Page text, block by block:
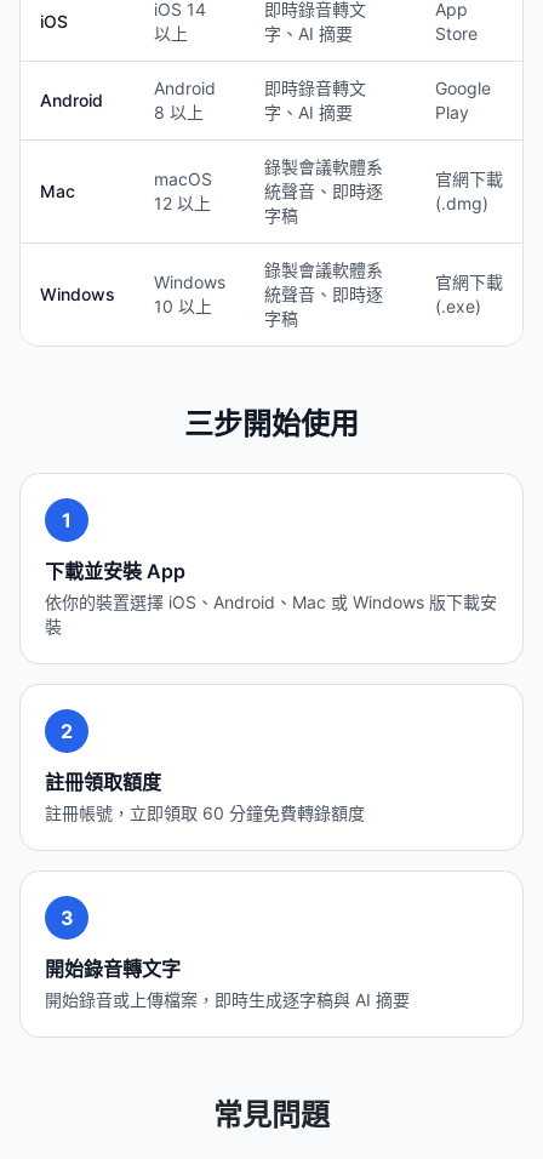
iOS
iOS 14
以上
即時錄音轉文
字、AI 摘要
App
Store
Android
Android
8 以上
即時錄音轉文
字、AI 摘要
Google
Play
Mac
macOS
12 以上
錄製會議軟體系
統聲音、即時逐
字稿
官網下載
(.dmg)
Windows
Windows
10 以上
錄製會議軟體系
統聲音、即時逐
字稿
官網下載
(.exe)
三步開始使用
1
下載並安裝 App
依你的裝置選擇 iOS、Android、Mac 或 Windows 版下載安
裝
2
註冊領取額度
註冊帳號，立即領取 60 分鐘免費轉錄額度
3
開始錄音轉文字
開始錄音或上傳檔案，即時生成逐字稿與 AI 摘要
常見問題